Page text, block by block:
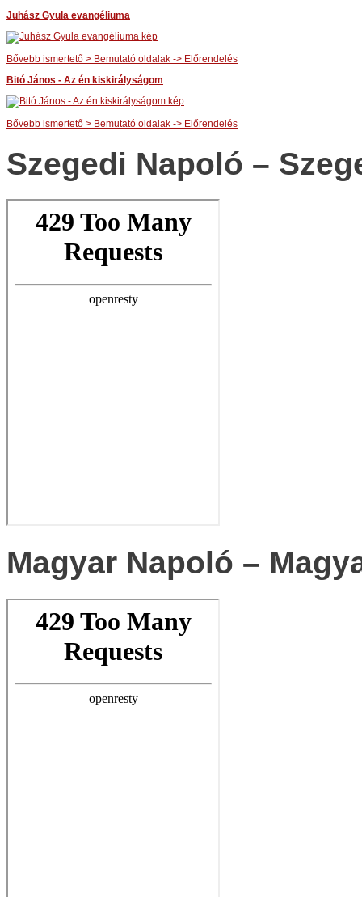
Juhász Gyula evangéliuma
Bővebb ismertető > Bemutató oldalak -> Előrendelés
Bitó János - Az én kiskirályságom
Bővebb ismertető > Bemutató oldalak -> Előrendelés
Szegedi Napoló –
Magyar Napoló –